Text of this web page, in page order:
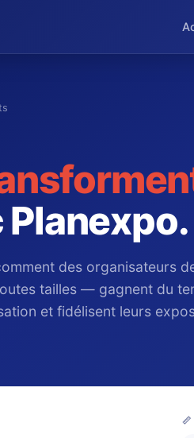
Planexpo.
des organisateurs
tailles — gagnent du
et fidélisent leurs
📏